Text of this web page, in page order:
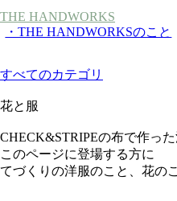
THE HANDWORKS
・THE HANDWORKSのこと
すべてのカテゴリ
花と服
CHECK&STRIPEの布で作っ
このページに登場する方に
てづくりの洋服のこと、花の